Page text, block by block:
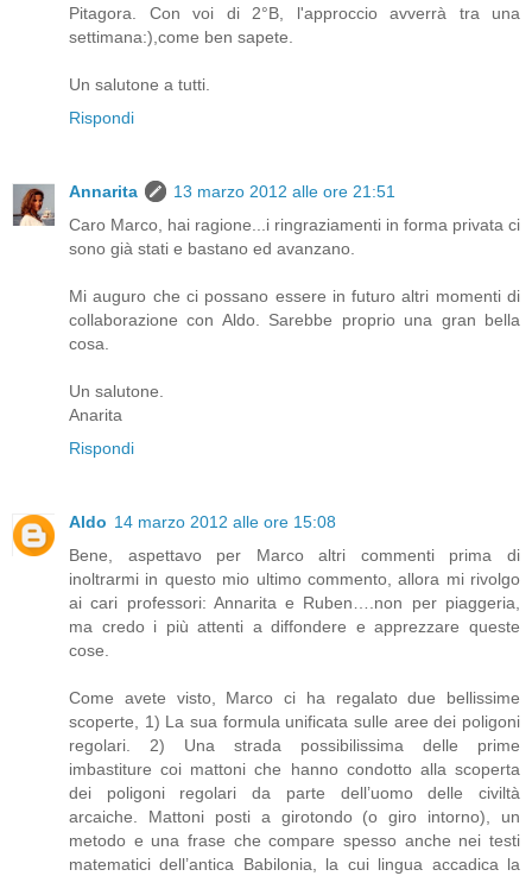
Pitagora. Con voi di 2°B, l'approccio avverrà tra una
settimana:),come ben sapete.
Un salutone a tutti.
Rispondi
Annarita
13 marzo 2012 alle ore 21:51
Caro Marco, hai ragione...i ringraziamenti in forma privata ci
sono già stati e bastano ed avanzano.
Mi auguro che ci possano essere in futuro altri momenti di
collaborazione con Aldo. Sarebbe proprio una gran bella
cosa.
Un salutone.
Anarita
Rispondi
Aldo 14 marzo 2012 alle ore 15:08
Bene, aspettavo per Marco altri commenti prima di
inoltrarmi in questo mio ultimo commento, allora mi rivolgo
ai cari professori: Annarita e Ruben….non per piaggeria,
ma credo i più attenti a diffondere e apprezzare queste
cose.
Come avete visto, Marco ci ha regalato due bellissime
scoperte, 1) La sua formula unificata sulle aree dei poligoni
regolari. 2) Una strada possibilissima delle prime
imbastiture coi mattoni che hanno condotto alla scoperta
dei poligoni regolari da parte dell’uomo delle civiltà
arcaiche. Mattoni posti a girotondo (o giro intorno), un
metodo e una frase che compare spesso anche nei testi
matematici dell’antica Babilonia, la cui lingua accadica la